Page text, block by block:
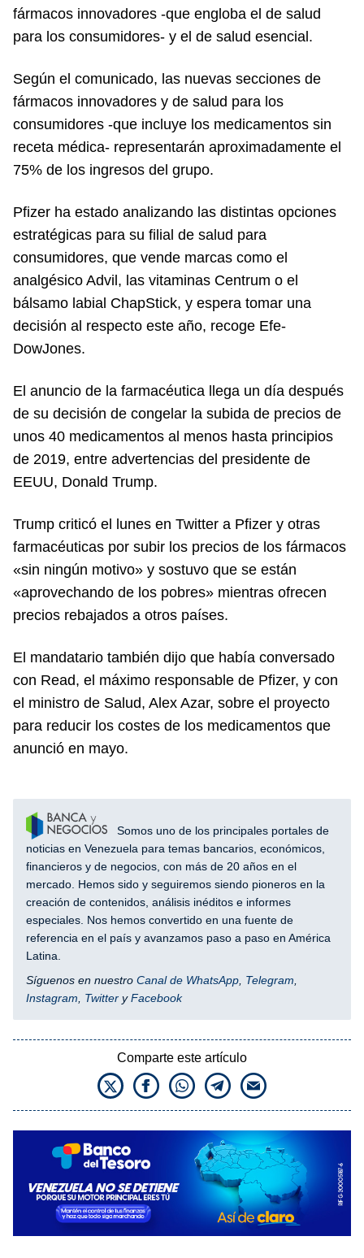
fármacos innovadores -que engloba el de salud
para los consumidores- y el de salud esencial.
Según el comunicado, las nuevas secciones de
fármacos innovadores y de salud para los
consumidores -que incluye los medicamentos sin
receta médica- representarán aproximadamente el
75% de los ingresos del grupo.
Pfizer ha estado analizando las distintas opciones
estratégicas para su filial de salud para
consumidores, que vende marcas como el
analgésico Advil, las vitaminas Centrum o el
bálsamo labial ChapStick, y espera tomar una
decisión al respecto este año, recoge Efe-
DowJones.
El anuncio de la farmacéutica llega un día después
de su decisión de congelar la subida de precios de
unos 40 medicamentos al menos hasta principios
de 2019, entre advertencias del presidente de
EEUU, Donald Trump.
Trump criticó el lunes en Twitter a Pfizer y otras
farmacéuticas por subir los precios de los fármacos
«sin ningún motivo» y sostuvo que se están
«aprovechando de los pobres» mientras ofrecen
precios rebajados a otros países.
El mandatario también dijo que había conversado
con Read, el máximo responsable de Pfizer, y con
el ministro de Salud, Alex Azar, sobre el proyecto
para reducir los costes de los medicamentos que
anunció en mayo.
Somos uno de los principales portales de
noticias en Venezuela para temas bancarios, económicos,
financieros y de negocios, con más de 20 años en el
mercado. Hemos sido y seguiremos siendo pioneros en la
creación de contenidos, análisis inéditos e informes
especiales. Nos hemos convertido en una fuente de
referencia en el país y avanzamos paso a paso en América
Latina.
Síguenos en nuestro Canal de WhatsApp Telegram
Instagram
Twitter yFacebook
Comparte este artículo